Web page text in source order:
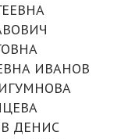
ИВАНОВ
ДЕНИС